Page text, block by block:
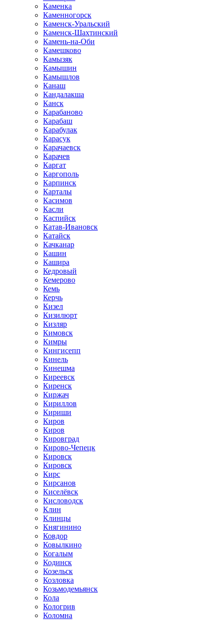
Каменка
Каменногорск
Каменск-Уральский
Каменск-Шахтинский
Камень-на-Оби
Камешково
Камызяк
Камышин
Камышлов
Канаш
Кандалакша
Канск
Карабаново
Карабаш
Карабулак
Карасук
Карачаевск
Карачев
Каргат
Каргополь
Карпинск
Карталы
Касимов
Касли
Каспийск
Катав-Ивановск
Катайск
Качканар
Кашин
Кашира
Кедровый
Кемерово
Кемь
Керчь
Кизел
Кизилюрт
Кизляр
Кимовск
Кимры
Кингисепп
Кинель
Кинешма
Киреевск
Киренск
Киржач
Кириллов
Кириши
Киров
Киров
Кировград
Кирово-Чепецк
Кировск
Кировск
Кирс
Кирсанов
Киселёвск
Кисловодск
Клин
Клинцы
Княгинино
Ковдор
Ковылкино
Когалым
Кодинск
Козельск
Козловка
Козьмодемьянск
Кола
Кологрив
Коломна